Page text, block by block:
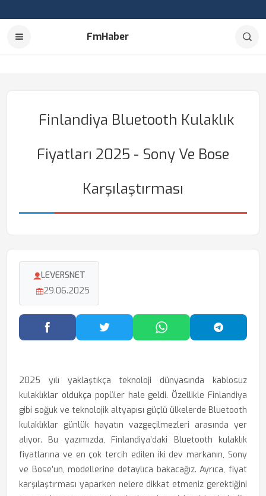
FmHaber
Finlandiya Bluetooth Kulaklık
Fiyatları 2025 - Sony Ve Bose
Karşılaştırması
LEVERSNET
29.06.2025
Facebook'ta PaylaşTwitter'da PaylaşWhatsApp'ta Paylaş
2025 yılı yaklaştıkça teknoloji dünyasında kablosuz
kulaklıklar oldukça popüler hale geldi. Özellikle Finlandiya
gibi soğuk ve teknolojik altyapısı güçlü ülkelerde Bluetooth
kulaklıklar günlük hayatın vazgeçilmezleri arasında yer
alıyor. Bu yazımızda, Finlandiya’daki Bluetooth kulaklık
fiyatlarına ve en çok tercih edilen iki dev markanın, Sony
ve Bose’un, modellerine detaylıca bakacağız. Ayrıca, fiyat
karşılaştırması yaparken nelere dikkat etmeniz gerektiğini